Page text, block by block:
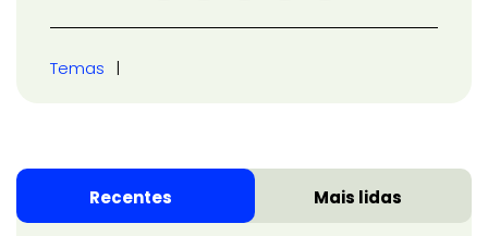
Temas
Recentes Mais lidas